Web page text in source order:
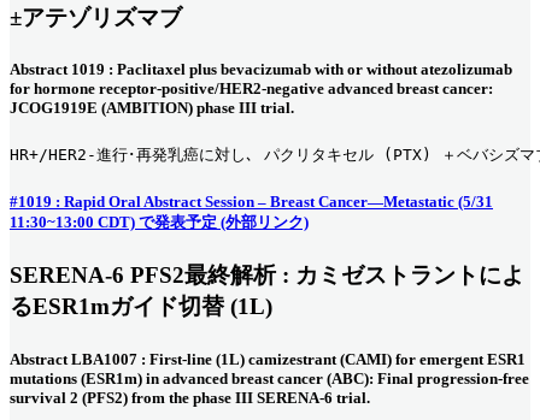
±アテゾリズマブ
Abstract 1019 : Paclitaxel plus bevacizumab with or without atezolizumab
for hormone receptor-positive/HER2-negative advanced breast cancer:
JCOG1919E (AMBITION) phase III trial.
HR+/HER2-進行･再発乳癌に対し､ パクリタキセル (PTX) ＋ベバシズ
#1019 : Rapid Oral Abstract Session – Breast Cancer—Metastatic (5/31
11:30~13:00 CDT) で発表予定 (外部リンク)
SERENA-6 PFS2最終解析 : カミゼストラントによ
るESR1mガイド切替 (1L)
Abstract LBA1007 : First-line (1L) camizestrant (CAMI) for emergent ESR1
mutations (ESR1m) in advanced breast cancer (ABC): Final progression-free
survival 2 (PFS2) from the phase III SERENA-6 trial.